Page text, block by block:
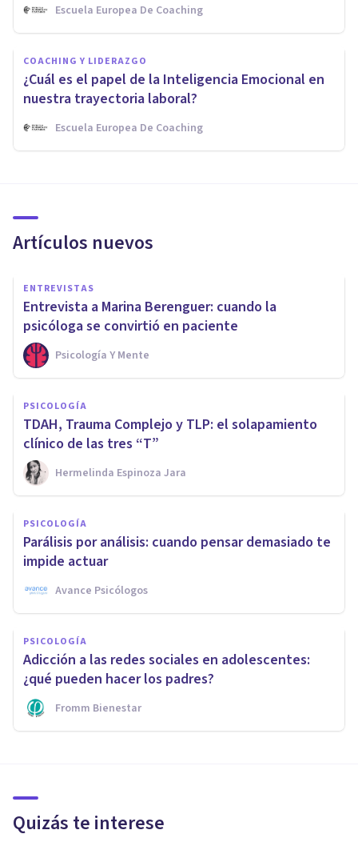
Escuela Europea De Coaching
COACHING Y LIDERAZGO
¿Cuál es el papel de la Inteligencia Emocional en
nuestra trayectoria laboral?
Escuela Europea De Coaching
Artículos nuevos
ENTREVISTAS
Entrevista a Marina Berenguer: cuando la
psicóloga se convirtió en paciente
Psicología Y Mente
PSICOLOGÍA
TDAH, Trauma Complejo y TLP: el solapamiento
clínico de las tres “T”
Hermelinda Espinoza Jara
PSICOLOGÍA
Parálisis por análisis: cuando pensar demasiado te
impide actuar
Avance Psicólogos
PSICOLOGÍA
Adicción a las redes sociales en adolescentes:
¿qué pueden hacer los padres?
Fromm Bienestar
Quizás te interese